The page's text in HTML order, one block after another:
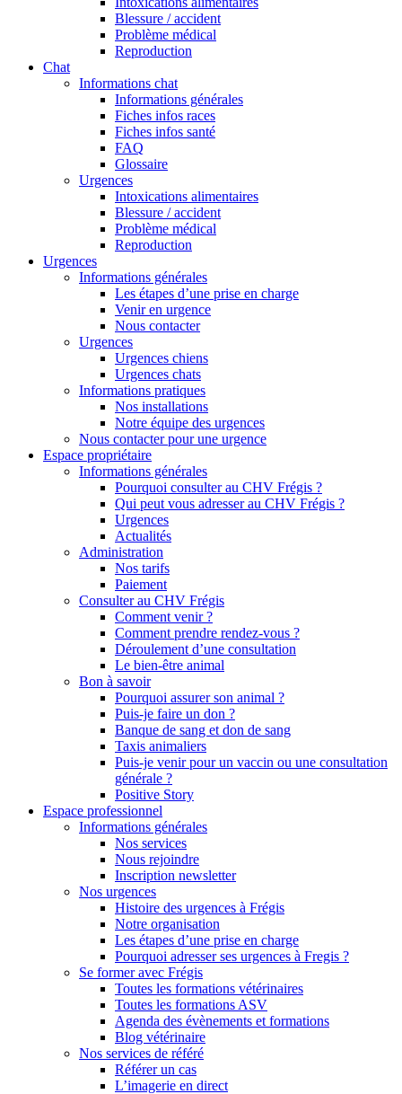
Blessure / accident
Problème médical
Reproduction
Chat
Informations chat
Informations générales
Fiches infos races
Fiches infos santé
FAQ
Glossaire
Urgences
Intoxications alimentaires
Blessure / accident
Problème médical
Reproduction
Urgences
Informations générales
Les étapes d’une prise en charge
Venir en urgence
Nous contacter
Urgences
Urgences chiens
Urgences chats
Informations pratiques
Nos installations
Notre équipe des urgences
Nous contacter pour une urgence
Espace propriétaire
Informations générales
Pourquoi consulter au CHV Frégis ?
Qui peut vous adresser au CHV Frégis ?
Urgences
Actualités
Administration
Nos tarifs
Paiement
Consulter au CHV Frégis
Comment venir ?
Comment prendre rendez-vous ?
Déroulement d’une consultation
Le bien-être animal
Bon à savoir
Pourquoi assurer son animal ?
Puis-je faire un don ?
Banque de sang et don de sang
Taxis animaliers
Puis-je venir pour un vaccin ou une consultation
générale ?
Positive Story
Espace professionnel
Informations générales
Nos services
Nous rejoindre
Inscription newsletter
Nos urgences
Histoire des urgences à Frégis
Notre organisation
Les étapes d’une prise en charge
Pourquoi adresser ses urgences à Fregis ?
Se former avec Frégis
Toutes les formations vétérinaires
Toutes les formations ASV
Agenda des évènements et formations
Blog vétérinaire
Nos services de référé
Référer un cas
L’imagerie en direct